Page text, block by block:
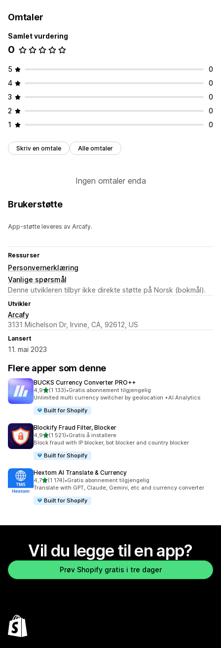
Omtaler
Samlet vurdering
0
5
0
4
0
3
0
2
0
1
0
Skriv en omtale Alle omtaler
Ingen omtaler enda
Brukerstøtte
App-støtte leveres av Arcafy.
Ressurser
Personvernerklæring
Vanlige spørsmål
Denne utvikleren tilbyr ikke direkte støtte på Norsk (bokmål).
Utvikler
Arcafy
3131 Michelson Dr, Irvine, CA, 92612, US
Lansert
11. mai 2023
Flere apper som denne
BUCKS Currency Converter PRO++
4,9av 5 stjerner
(1 133)
Totalt 1133 omtaler
•Gratis abonnement tilgjengelig
Unlimited multi currency switcher by geolocation +AI Analytics
Built for Shopify
Blockify Fraud Filter, Blocker
4,9av 5 stjerner
(1 521)
Totalt 1521 omtaler
•Gratis å installere
Block fraud with IP blocker, bot blocker and country blocker
Built for Shopify
Hextom AI Translate & Currency
4,7av 5 stjerner
(1 174)
Totalt 1174 omtaler
•Gratis abonnement tilgjengelig
Translate with GPT, Claude, Gemini, etc and currency converter
Built for Shopify
Vil du legge til en app?
Prøv Shopify gratis i tre dager